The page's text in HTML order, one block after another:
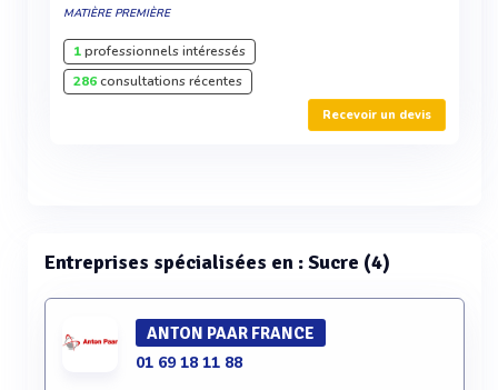
MATIÈRE PREMIÈRE
1professionnels intéressés
286consultations récentes
Recevoir un devis
Entreprises spécialisées en : Sucre (4)
ANTON PAAR FRANCE
01 69 18 11 88